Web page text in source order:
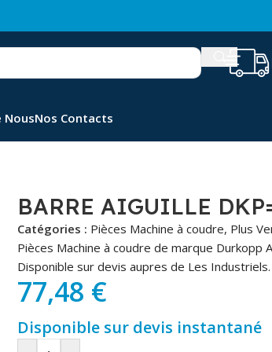
NousNos Contacts
BARRE AIGUILLE
Catégories : Pièces Machine à coudre, Plus
Pièces Machine à coudre de marque
Disponible sur devis aupres de Les Industriels.
77,48 €
Disponible sur devis instantané